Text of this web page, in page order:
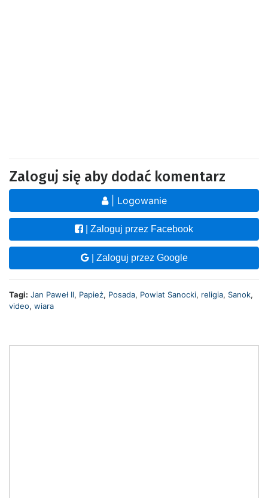
Zaloguj się aby dodać komentarz
| Logowanie
| Zaloguj przez Facebook
| Zaloguj przez Google
Tagi: Jan Paweł II, Papież, Posada, Powiat Sanocki, religia, Sanok,
video, wiara